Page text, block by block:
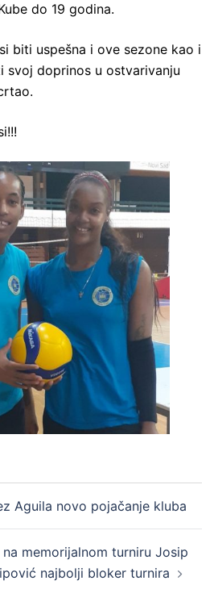
do 19 godina.
biti uspešna i ove sezone kao i
svoj doprinos u ostvarivanju
Aguila novo pojačanje kluba
memorijalnom turniru Josip
najbolji bloker turnira